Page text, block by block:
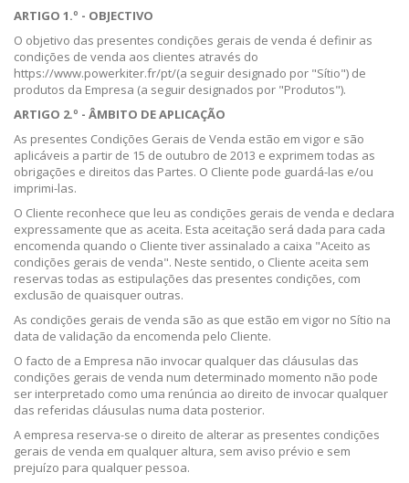
ARTIGO 1.º - OBJECTIVO
O objetivo das presentes condições gerais de venda é definir as
condições de venda aos clientes através do
https://www.powerkiter.fr/pt/(a seguir designado por "Sítio") de
produtos da Empresa (a seguir designados por "Produtos").
ARTIGO 2.º - ÂMBITO DE APLICAÇÃO
As presentes Condições Gerais de Venda estão em vigor e são
aplicáveis a partir de 15 de outubro de 2013 e exprimem todas as
obrigações e direitos das Partes. O Cliente pode guardá-las e/ou
imprimi-las.
O Cliente reconhece que leu as condições gerais de venda e declara
expressamente que as aceita. Esta aceitação será dada para cada
encomenda quando o Cliente tiver assinalado a caixa "Aceito as
condições gerais de venda". Neste sentido, o Cliente aceita sem
reservas todas as estipulações das presentes condições, com
exclusão de quaisquer outras.
As condições gerais de venda são as que estão em vigor no Sítio na
data de validação da encomenda pelo Cliente.
O facto de a Empresa não invocar qualquer das cláusulas das
condições gerais de venda num determinado momento não pode
ser interpretado como uma renúncia ao direito de invocar qualquer
das referidas cláusulas numa data posterior.
A empresa reserva-se o direito de alterar as presentes condições
gerais de venda em qualquer altura, sem aviso prévio e sem
prejuízo para qualquer pessoa.